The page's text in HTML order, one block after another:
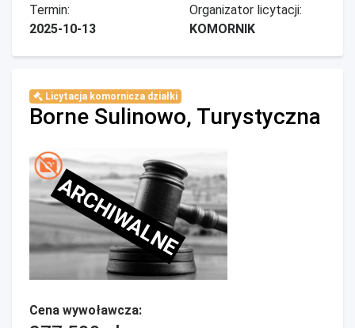
Termin:
2025-10-13
Organizator licytacji:
KOMORNIK
Licytacja komornicza działki
Borne Sulinowo, Turystyczna
ARCHIWALNE
Cena wywoławcza: